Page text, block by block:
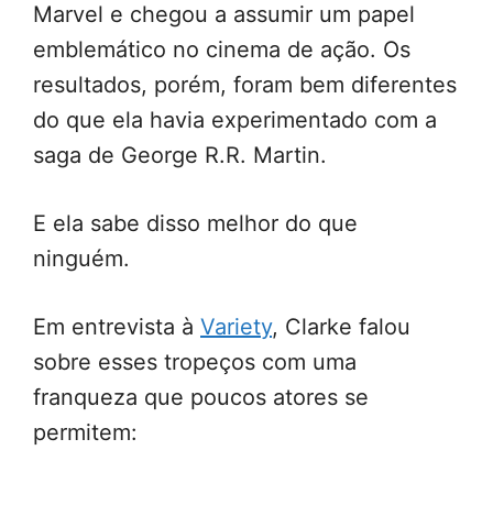
Marvel e chegou a assumir um papel
emblemático no cinema de ação. Os
resultados, porém, foram bem diferentes
do que ela havia experimentado com a
saga de George R.R. Martin.
E ela sabe disso melhor do que
ninguém.
Em entrevista à Variety, Clarke falou
sobre esses tropeços com uma
franqueza que poucos atores se
permitem: